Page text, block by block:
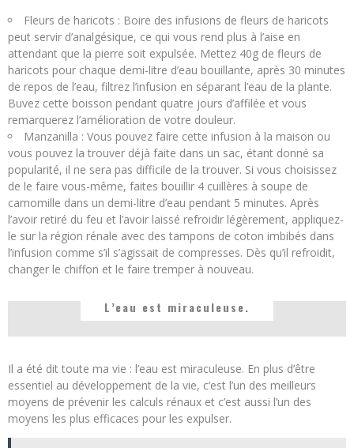
Fleurs de haricots : Boire des infusions de fleurs de haricots
peut servir d’analgésique, ce qui vous rend plus à l’aise en
attendant que la pierre soit expulsée. Mettez 40g de fleurs de
haricots pour chaque demi-litre d’eau bouillante, après 30 minutes
de repos de l’eau, filtrez l’infusion en séparant l’eau de la plante.
Buvez cette boisson pendant quatre jours d’affilée et vous
remarquerez l’amélioration de votre douleur.
Manzanilla : Vous pouvez faire cette infusion à la maison ou
vous pouvez la trouver déjà faite dans un sac, étant donné sa
popularité, il ne sera pas difficile de la trouver. Si vous choisissez
de le faire vous-même, faites bouillir 4 cuillères à soupe de
camomille dans un demi-litre d’eau pendant 5 minutes. Après
l’avoir retiré du feu et l’avoir laissé refroidir légèrement, appliquez-
le sur la région rénale avec des tampons de coton imbibés dans
l’infusion comme s’il s’agissait de compresses. Dès qu’il refroidit,
changer le chiffon et le faire tremper à nouveau.
L’eau est miraculeuse.
Il a été dit toute ma vie : l’eau est miraculeuse. En plus d’être
essentiel au développement de la vie, c’est l’un des meilleurs
moyens de prévenir les calculs rénaux et c’est aussi l’un des
moyens les plus efficaces pour les expulser.